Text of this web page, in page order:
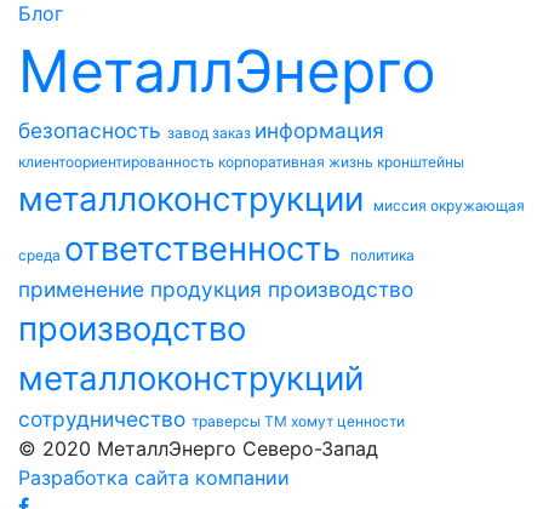
Блог
МеталлЭнерго
безопасность завод заказ информация
клиентоориентированность корпоративная жизнь кронштейны
металлоконструкции миссия окружающая
среда ответственность политика
применение продукция производство
производство
металлоконструкций
сотрудничество траверсы ТМ хомут ценности
© 2020 МеталлЭнерго Северо-Запад
Разработка сайта компании